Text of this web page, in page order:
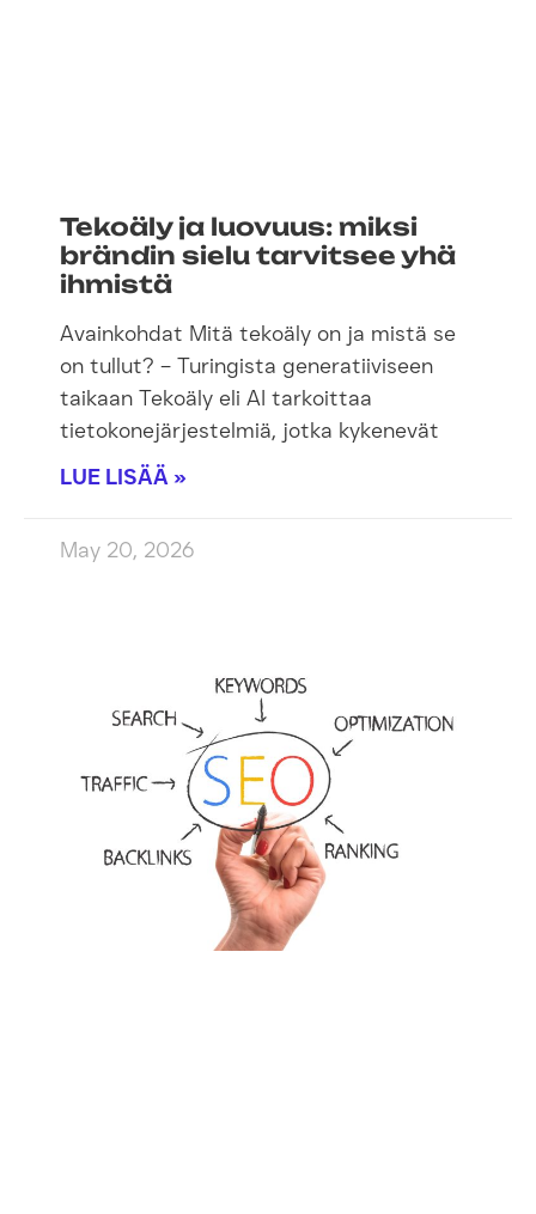
Tekoäly ja luovuus: miksi
brändin sielu tarvitsee yhä
ihmistä
Avainkohdat Mitä tekoäly on ja mistä se
on tullut? – Turingista generatiiviseen
taikaan Tekoäly eli AI tarkoittaa
tietokonejärjestelmiä, jotka kykenevät
LUE LISÄÄ »
May 20, 2026